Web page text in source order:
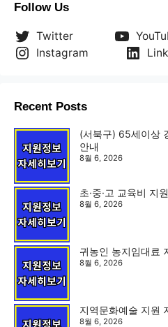
Follow Us
Twitter
Instagram
Recent Posts
(서북구) 65세이상
안내
8월 6, 2026
초·중·고 교육비 지
8월 6, 2026
귀농인 농지임대료
8월 6, 2026
지역문화예술 지원
8월 6, 2026